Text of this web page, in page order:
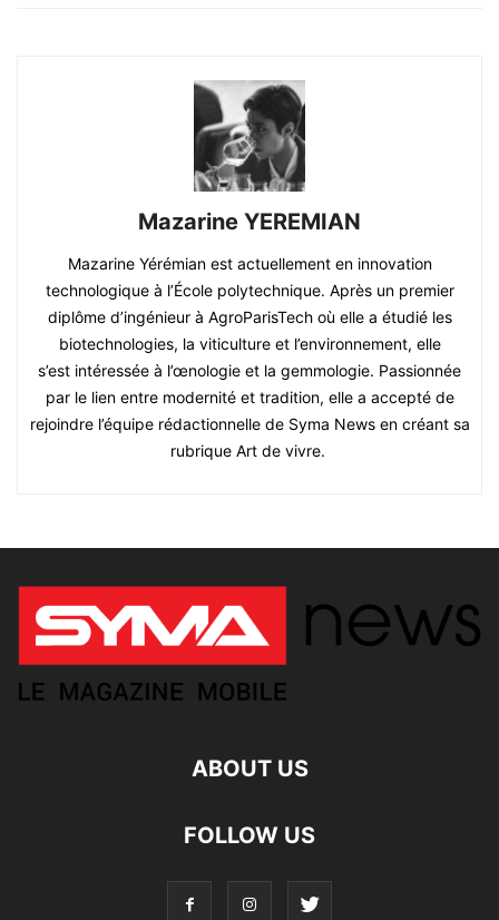
Mazarine YEREMIAN
Mazarine Yérémian est actuellement en innovation
technologique à l’École polytechnique. Après un premier
diplôme d’ingénieur à AgroParisTech où elle a étudié les
biotechnologies, la viticulture et l’environnement, elle
s’est intéressée à l’œnologie et la gemmologie. Passionnée
par le lien entre modernité et tradition, elle a accepté de
rejoindre l’équipe rédactionnelle de Syma News en créant sa
rubrique Art de vivre.
ABOUT US
FOLLOW US